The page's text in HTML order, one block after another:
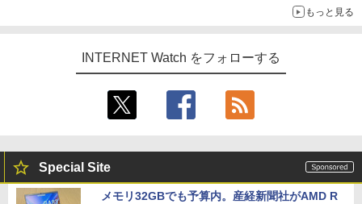
もっと見る
INTERNET Watch をフォローする
Special Site
メモリ32GBでも予算内。産経新聞社がAMD R